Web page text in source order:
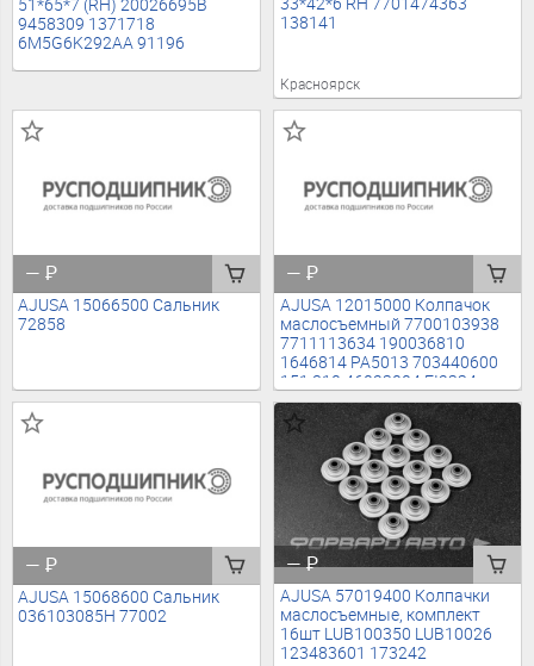
51*65*7 (RH) 20026695B
9458309 1371718
6M5G6K292AA 91196
33*42*6 RH 7701474363
138141
Красноярск
—₽
AJUSA 15066500 Сальник
72858
—₽
AJUSA 12015000 Колпачок
маслосъемный 7700103938
7711113634 190036810
1646814 PA5013 703440600
151.810 46023004 EI2334
CV0903 20336 PA6094 VK3359
EV1906 19036105 133370
—₽
AJUSA 15068600 Сальник
036103085H 77002
—₽
AJUSA 57019400 Колпачки
маслосъемные, комплект
16шт LUB100350 LUB10026
123483601 173242